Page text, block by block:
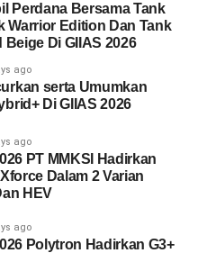
Perdana Bersama Tank
Warrior Edition Dan Tank
Beige Di GIIAS 2026
ago
serta Umumkan
Di GIIAS 2026
ago
PT MMKSI Hadirkan
Dalam 2 Varian
HEV
ago
Polytron Hadirkan G3+